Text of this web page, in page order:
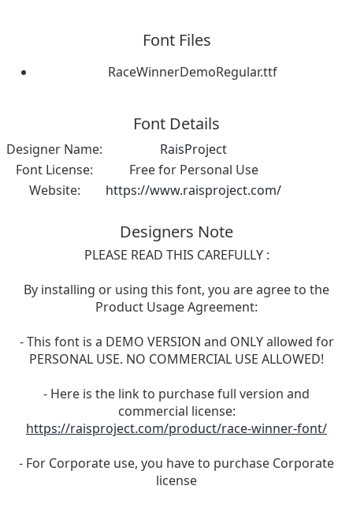
Font Files
RaceWinnerDemoRegular.ttf
Font Details
Designer Name:
RaisProject
Font License:
Free for Personal Use
Website:
https://www.raisproject.com/
Designers Note
PLEASE READ THIS CAREFULLY :
By installing or using this font, you are agree to the
Product Usage Agreement:
- This font is a DEMO VERSION and ONLY allowed for
PERSONAL USE. NO COMMERCIAL USE ALLOWED!
- Here is the link to purchase full version and
commercial license:
https://raisproject.com/product/race-winner-font/
- For Corporate use, you have to purchase Corporate
license